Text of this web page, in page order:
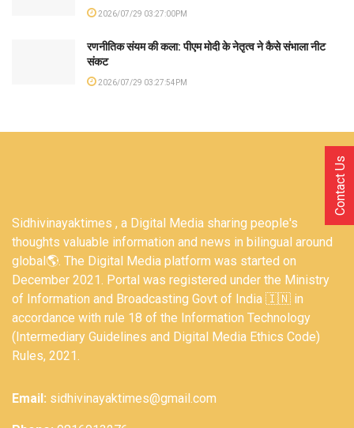
2026/07/29 03:27:00PM
रणनीतिक संयम की कला: पीएम मोदी के नेतृत्व ने कैसे संभाला नीट
संकट
2026/07/29 03:27:54PM
Sidhivinayaktimes , a Digital Media sharing people's
thoughts valuable information and news in bilingual around
global🌎. The Digital Media platform was started on
December 2021. Portal was registered under the Ministry
of Information and Broadcasting Govt of India 🇮🇳 in
accordance with rule 18 of the Information Technology
(Intermediary Guidelines and Digital Media Ethics Code)
Rules, 2021.
Email: sidhivinayaktimes@gmail.com
Contact Us